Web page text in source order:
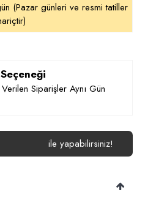
(Pazar günleri ve resmi tatiller
Siparişler Aynı Gün
ile yapabilirsiniz!